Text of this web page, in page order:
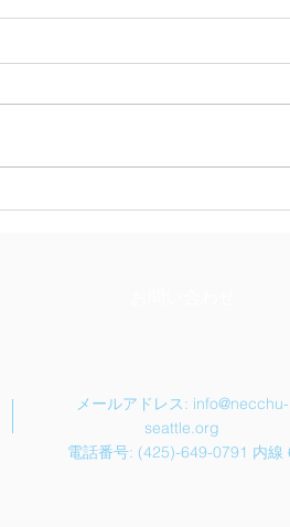
メールアドレス: info@necchu-
seattle.org
電話番号: (425)-649-0791 内線